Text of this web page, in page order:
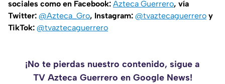
sociales como en Facebook: Azteca Guerrero, vía
Twitter: @Azteca_Gro, Instagram: @tvaztecaguerrero y
TikTok: @tvaztecaguerrero
¡No te pierdas nuestro contenido, sigue a
TV Azteca Guerrero en Google News!